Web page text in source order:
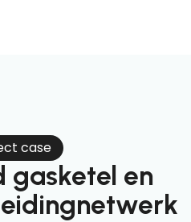
case
gasketel en